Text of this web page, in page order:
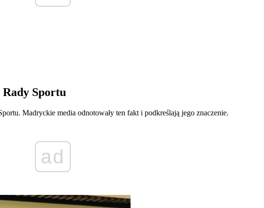
Sportu
Madryckie media odnotowały ten fakt i podkreślają jego znaczenie.
ad